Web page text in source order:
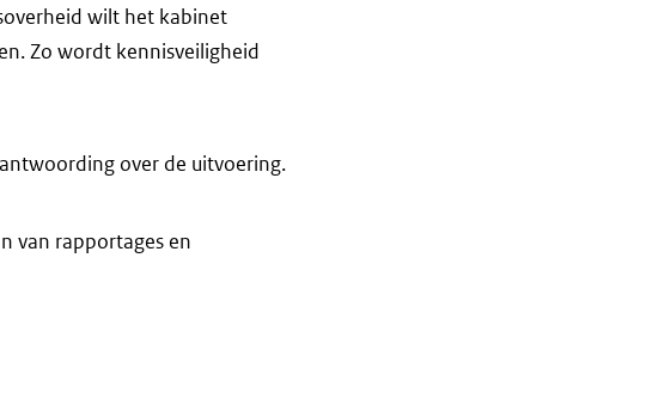
wilt het kabinet
Zo wordt kennisveiligheid
over de uitvoering.
van rapportages en